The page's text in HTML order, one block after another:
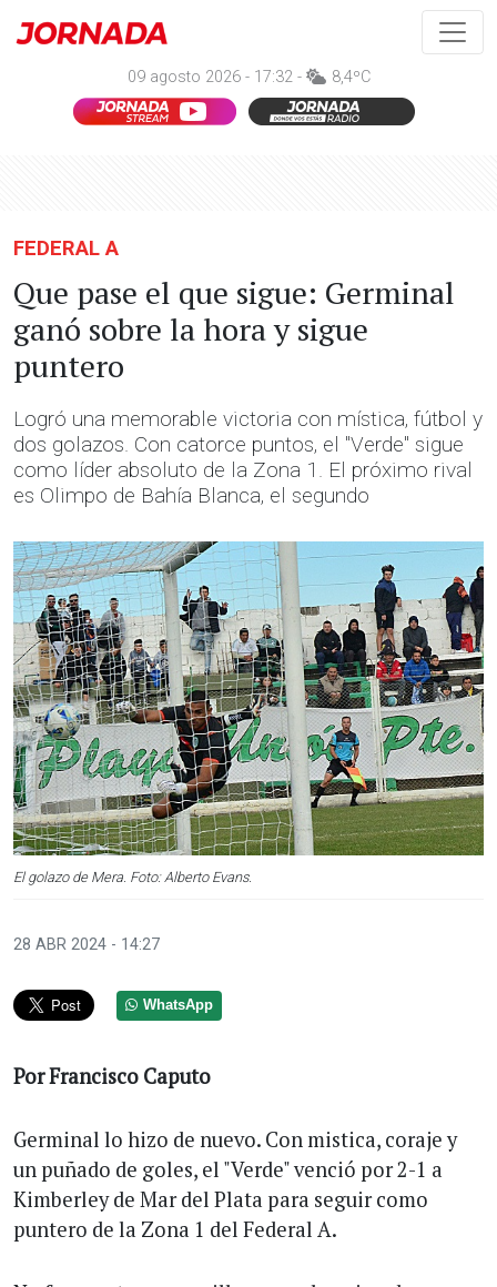
09 agosto 2026 - 17:32 - 8,4ºC
FEDERAL A
Que pase el que sigue: Germinal
ganó sobre la hora y sigue
puntero
Logró una memorable victoria con mística, fútbol y
dos golazos. Con catorce puntos, el "Verde" sigue
como líder absoluto de la Zona 1. El próximo rival
es Olimpo de Bahía Blanca, el segundo
El golazo de Mera. Foto: Alberto Evans.
28 ABR 2024 - 14:27
WhatsApp
Por Francisco Caputo
Germinal lo hizo de nuevo. Con mistica, coraje y
un puñado de goles, el "Verde" venció por 2-1 a
Kimberley de Mar del Plata para seguir como
puntero de la Zona 1 del Federal A.